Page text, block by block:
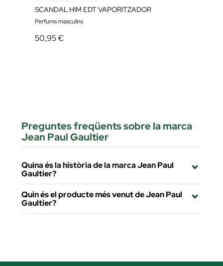
SCANDAL HIM EDT VAPORITZADOR
Perfums masculins
50,95 €
Preguntes freqüents sobre la marca
Jean Paul Gaultier
Quina és la història de la marca Jean Paul
Gaultier?
Quin és el producte més venut de Jean Paul
Gaultier?